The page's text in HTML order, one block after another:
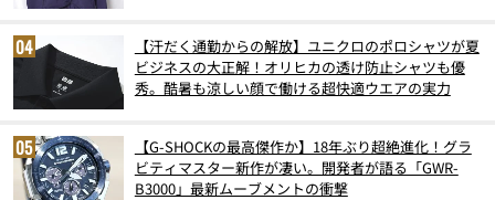
【汗だく通勤からの解放】ユニクロのポロシャツが夏
ビジネスの大正解！オリヒカの透け防止シャツも優
秀。酷暑も涼しい顔で働ける超快適ウエアの実力
【G-SHOCKの最高傑作か】18年ぶり超絶進化！グラ
ビティマスター新作が凄い。開発者が語る「GWR-
B3000」最新ムーブメントの衝撃